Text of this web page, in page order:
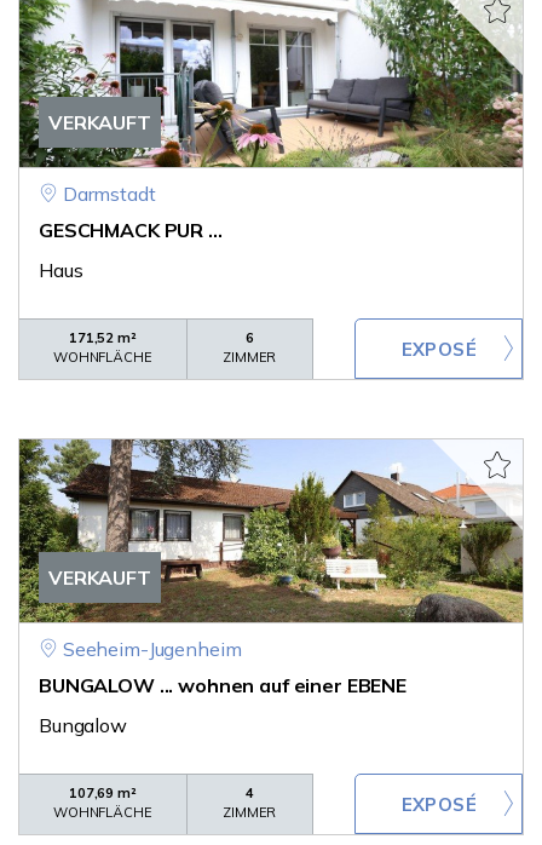
VERKAUFT
Darmstadt
GESCHMACK PUR ...
Haus
171,52 m²
WOHNFLÄCHE
6
ZIMMER
VERKAUFT
Seeheim-Jugenheim
BUNGALOW ... wohnen auf einer EBENE
Bungalow
107,69 m²
WOHNFLÄCHE
4
ZIMMER